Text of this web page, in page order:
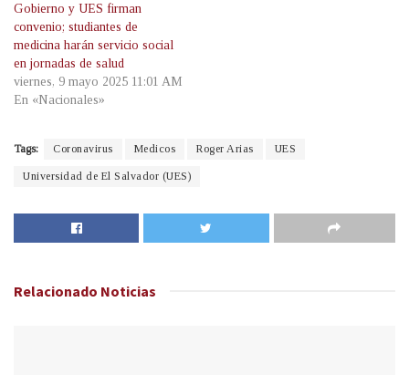
Gobierno y UES firman
convenio; studiantes de
medicina harán servicio social
en jornadas de salud
viernes, 9 mayo 2025 11:01 AM
En «Nacionales»
Tags: Coronavirus Medicos Roger Arias UES
Universidad de El Salvador (UES)
Relacionado Noticias